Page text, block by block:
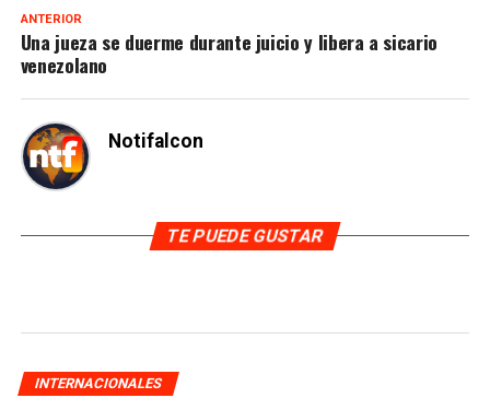
ANTERIOR
Una jueza se duerme durante juicio y libera a sicario
venezolano
Notifalcon
TE PUEDE GUSTAR
INTERNACIONALES